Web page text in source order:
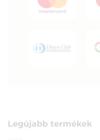
Legújabb termékek